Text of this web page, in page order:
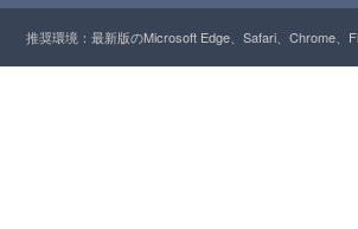
推奨環境：最新版のMicrosoft Edge、Safari、Chrome、